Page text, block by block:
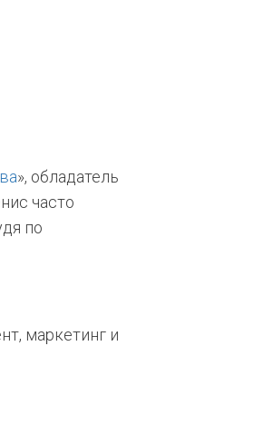
», обладатель
часто
по
маркетинг и